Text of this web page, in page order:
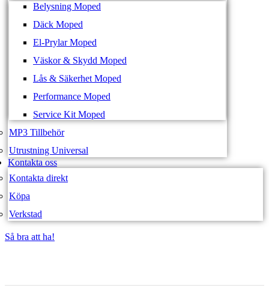
Belysning Moped
Däck Moped
El-Prylar Moped
Väskor & Skydd Moped
Lås & Säkerhet Moped
Performance Moped
Service Kit Moped
MP3 Tillbehör
Utrustning Universal
Kontakta oss
Kontakta direkt
Köpa
Verkstad
Så bra att ha!